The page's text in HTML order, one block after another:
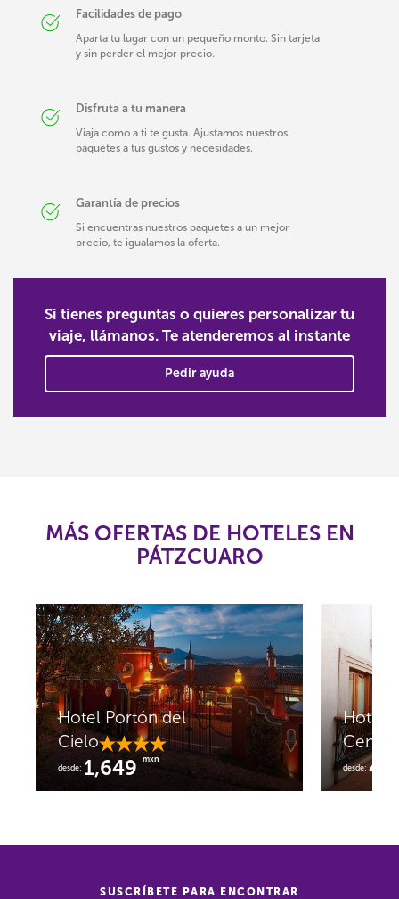
Facilidades de pago
Aparta tu lugar con un pequeño monto. Sin tarjeta
y sin perder el mejor precio.
Disfruta a tu manera
Viaja como a ti te gusta. Ajustamos nuestros
paquetes a tus gustos y necesidades.
Garantía de precios
Si encuentras nuestros paquetes a un mejor
precio, te igualamos la oferta.
Si tienes preguntas o quieres personalizar tu
viaje, llámanos. Te atenderemos al instante
Pedir ayuda
MÁS OFERTAS DE HOTELES EN
PÁTZCUARO
Hotel Portón del
Cielo
desde: 1,649 mxn
Hotel
desde:
SUSCRÍBETE PARA ENCONTRAR